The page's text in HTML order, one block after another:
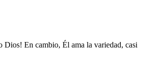
Dios! En cambio, Él ama la variedad, casi